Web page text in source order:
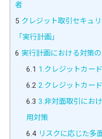
者
5 クレジット取引セキュ
「実行計画」
6 実行計画における対策
6.1 1.クレジットカー
6.2 2.クレジットカー
6.3 3.非対面取引にお
用対策
6.4リスクに応じた多